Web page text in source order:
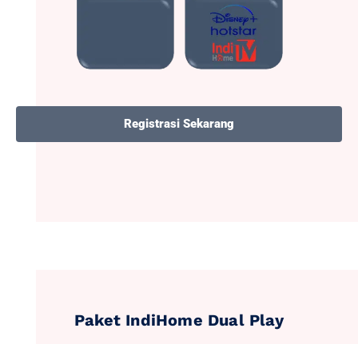
Registrasi Sekarang
Paket IndiHome Dual Play